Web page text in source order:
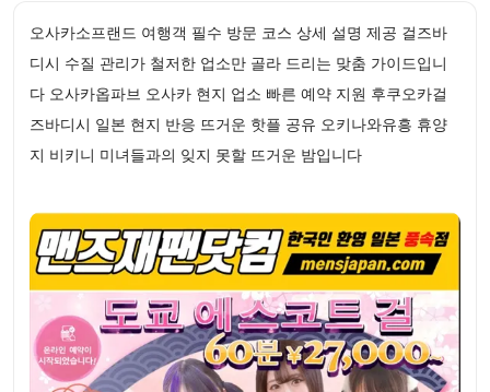
오사카소프랜드 여행객 필수 방문 코스 상세 설명 제공 걸즈바
디시 수질 관리가 철저한 업소만 골라 드리는 맞춤 가이드입니
다 오사카옵파브 오사카 현지 업소 빠른 예약 지원 후쿠오카걸
즈바디시 일본 현지 반응 뜨거운 핫플 공유 오키나와유흥 휴양
지 비키니 미녀들과의 잊지 못할 뜨거운 밤입니다